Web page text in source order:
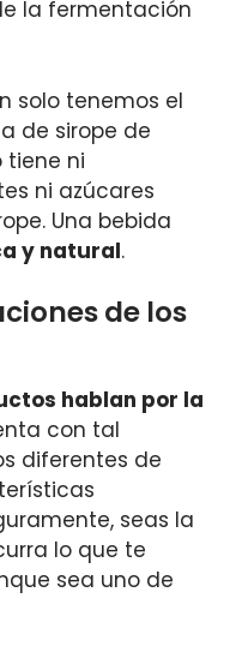
la fermentación
solo tenemos el
de sirope de
tiene ni
ni azúcares
Una bebida
y natural.
de los
hablan por la
con tal
diferentes de
seas la
lo que te
sea uno de